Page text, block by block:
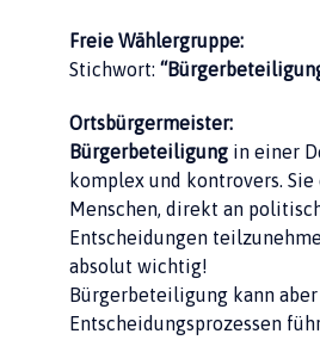
Freie Wählergruppe:
Stichwort:
Ortsbürgermeister:
Bürgerbeteiligung in einer
komplex und kontrovers.
Menschen, direkt an
Entscheidungen
absolut wichtig!
Bürgerbeteiligung kann
Entscheidungsprozessen